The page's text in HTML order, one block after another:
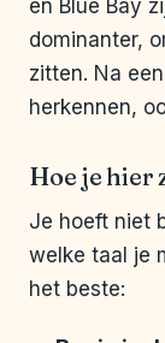
en Blue Bay
dominanter,
zitten. Na
herkennen,
Hoe je hier
Je hoeft niet
welke taal je
het beste: